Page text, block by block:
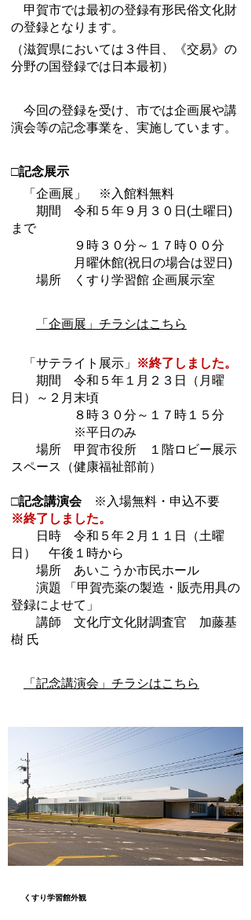
甲賀市では最初の登録有形民俗文化財
の登録となります。
（滋賀県においては３件目、《交易》の
分野の国登録では日本最初）
今回の登録を受け、市では企画展や講
演会等の記念事業を、実施しています。
□記念展示
「企画展」 ※入館料無料
期間 令和５年９月３０日(土曜日)
まで
９時３０分～１７時００分
月曜休館(祝日の場合は翌日)
場所 くすり学習館 企画展示室
「企画展」チラシはこちら
「サテライト展示」
※終了しました。
期間 令和５年１月２３日（月曜
日）～２月末頃
８時３０分～１７時１５分
※平日のみ
場所 甲賀市役所 １階ロビー展示
スペース（健康福祉部前）
□記念講演会※入場無料・申込不要
※終了しました。
日時 令和５年２月１１日（土曜
日） 午後１時から
場所 あいこうか市民ホール
演題 「甲賀売薬の製造・販売用具の
登録によせて」
講師 文化庁文化財調査官 加藤基
樹 氏
「記念講演会」チラシはこちら
くすり学習館外観